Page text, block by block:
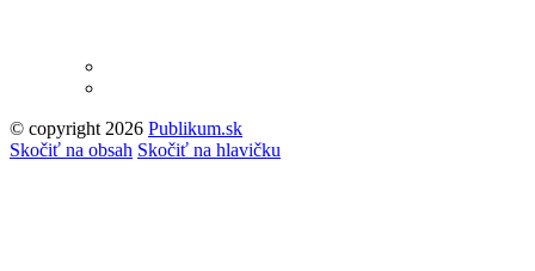
© copyright 2026 Publikum.sk
Tvorba stránok: Enjoy
Skočiť na obsah Skočiť na hlavičku